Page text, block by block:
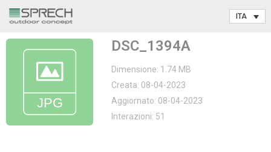
contenuto
DSC_1394A
Dimensione: 1.74 MB
Creata: 08-04-2023
Aggiornato: 08-04-2023
Interazioni: 51